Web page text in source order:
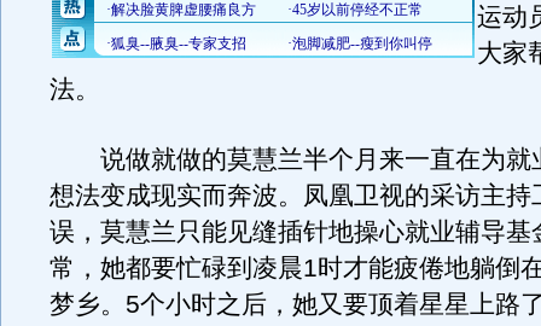
运动
大家
法。
说做就做的莫慧兰半个月来一直在为就
想法变成现实而奔波。凤凰卫视的采访主持
误，莫慧兰只能见缝插针地操心就业辅导基
常，她都要忙碌到凌晨1时才能疲倦地躺倒
梦乡。5个小时之后，她又要顶着星星上路